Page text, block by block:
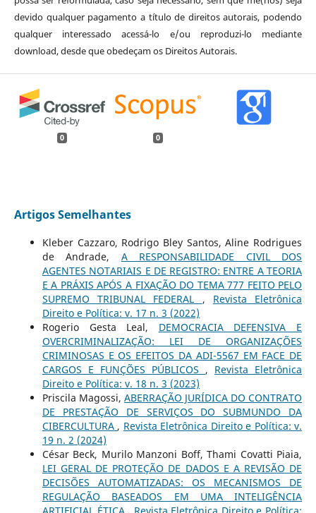
devido qualquer pagamento a título de direitos autorais, podendo
qualquer interessado acessá-lo e/ou reproduzi-lo mediante
download, desde que obedeçam os Direitos Autorais.
0 0
Artigos Semelhantes
Kleber Cazzaro, Rodrigo Bley Santos, Aline Rodrigues
de Andrade, A RESPONSABILIDADE CIVIL DOS
AGENTES NOTARIAIS E DE REGISTRO: ENTRE A TEORIA
E A PRÁXIS APÓS A FIXAÇÃO DO TEMA 777 FEITO PELO
SUPREMO TRIBUNAL FEDERAL , Revista Eletrônica
Direito e Política: v. 17 n. 3 (2022)
Rogerio Gesta Leal, DEMOCRACIA DEFENSIVA E
OVERCRIMINALIZAÇÃO: LEI DE ORGANIZAÇÕES
CRIMINOSAS E OS EFEITOS DA ADI-5567 EM FACE DE
CARGOS E FUNÇÕES PÚBLICOS , Revista Eletrônica
Direito e Política: v. 18 n. 3 (2023)
Priscila Magossi, ABERRAÇÃO JURÍDICA DO CONTRATO
DE PRESTAÇÃO DE SERVIÇOS DO SUBMUNDO DA
CIBERCULTURA , Revista Eletrônica Direito e Política: v.
19 n. 2 (2024)
César Beck, Murilo Manzoni Boff, Thami Covatti Piaia,
LEI GERAL DE PROTEÇÃO DE DADOS E A REVISÃO DE
DECISÕES AUTOMATIZADAS: OS MECANISMOS DE
REGULAÇÃO BASEADOS EM UMA INTELIGÊNCIA